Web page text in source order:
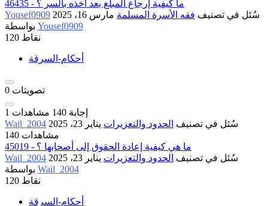
46435 - ما كيفية إرجاع المبلغ بعد أخذه بالسر ؟
Yousef0909
سُئل في تصنيف فقه الأسرة المسلمة مارس 16، 2025
Yousef0909
120 نقاط
أحكام-السرقة
0 تصويتات
1 إجابة 140 مشاهدات
Wail_2004
سُئل في تصنيف الحدود والتعزيرات يناير 23، 2025
140 مشاهدات
45019 - ما هي كيفية إعادة الحقوق إلى أصحابها ؟
Wail_2004
سُئل في تصنيف الحدود والتعزيرات يناير 23، 2025
Wail_2004
120 نقاط
أحكام-السرقة